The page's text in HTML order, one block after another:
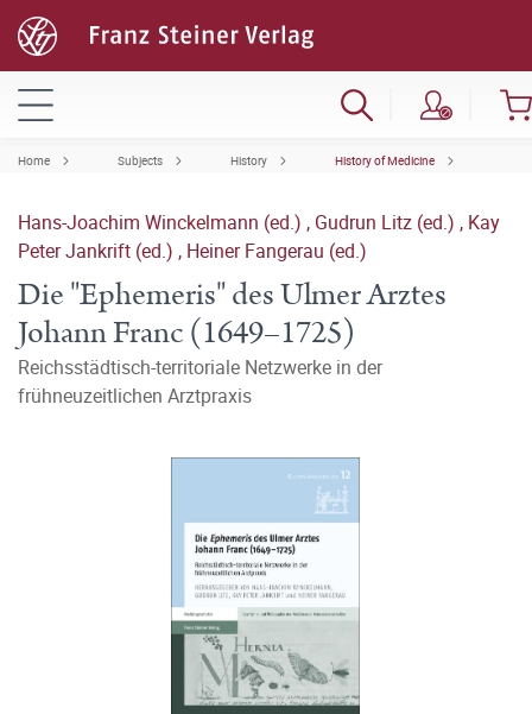
Home Subjects History History of Medicine
Hans-Joachim Winckelmann (ed.) , Gudrun Litz (ed.) , Kay
Peter Jankrift (ed.) , Heiner Fangerau (ed.)
Die "Ephemeris" des Ulmer Arztes
Johann Franc (1649–1725)
Reichsstädtisch-territoriale Netzwerke in der
frühneuzeitlichen Arztpraxis